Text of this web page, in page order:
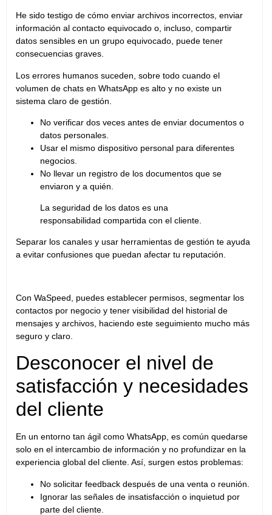
He sido testigo de cómo enviar archivos incorrectos, enviar
información al contacto equivocado o, incluso, compartir
datos sensibles en un grupo equivocado, puede tener
consecuencias graves.
Los errores humanos suceden, sobre todo cuando el
volumen de chats en WhatsApp es alto y no existe un
sistema claro de gestión.
No verificar dos veces antes de enviar documentos o
datos personales.
Usar el mismo dispositivo personal para diferentes
negocios.
No llevar un registro de los documentos que se
enviaron y a quién.
La seguridad de los datos es una
responsabilidad compartida con el cliente.
Separar los canales y usar herramientas de gestión te ayuda
a evitar confusiones que puedan afectar tu reputación.
Con WaSpeed, puedes establecer permisos, segmentar los
contactos por negocio y tener visibilidad del historial de
mensajes y archivos, haciendo este seguimiento mucho más
seguro y claro.
Desconocer el nivel de
satisfacción y necesidades
del cliente
En un entorno tan ágil como WhatsApp, es común quedarse
solo en el intercambio de información y no profundizar en la
experiencia global del cliente. Así, surgen estos problemas:
No solicitar feedback después de una venta o reunión.
Ignorar las señales de insatisfacción o inquietud por
parte del cliente.